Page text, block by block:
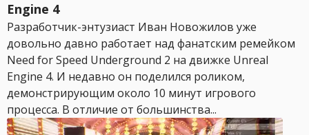
Engine 4
Разработчик-энтузиаст Иван Новожилов уже
довольно давно работает над фанатским ремейком
Need for Speed Underground 2 на движке Unreal
Engine 4. И недавно он поделился роликом,
демонстрирующим около 10 минут игрового
процесса. В отличие от большинства...